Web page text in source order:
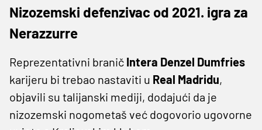
Nizozemski defenzivac od 2021. igra za
Nerazzurre
Reprezentativni branič Intera Denzel Dumfries
karijeru bi trebao nastaviti u Real Madridu,
objavili su talijanski mediji, dodajući da je
nizozemski nogometaš već dogovorio ugovorne